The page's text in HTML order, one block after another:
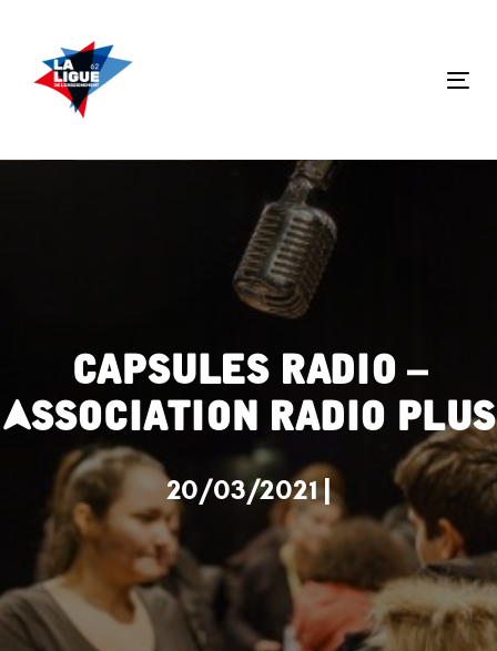
to
primary
navigation
to
Capsules Radio –
Association Radio Plus
20/03/2021 |